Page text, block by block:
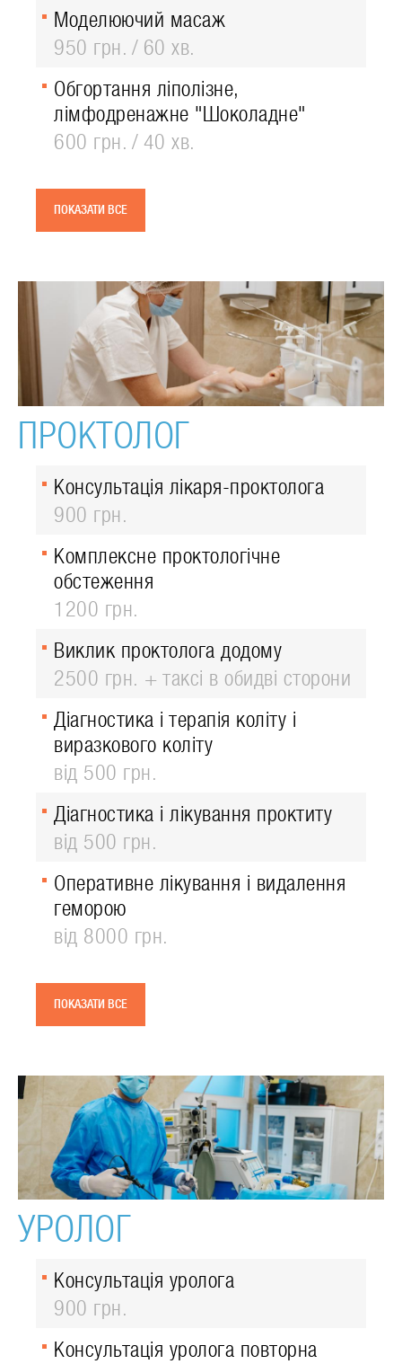
Моделюючий масаж
950 грн.
60 хв.
Обгортання ліполізне,
лімфодренажне "Шоколадне"
600 грн.
40 хв.
ПОКАЗАТИ ВСЕ
ПРОКТОЛОГ
Консультація лікаря-проктолога
900 грн.
Комплексне проктологічне
обстеження
1200 грн.
Виклик проктолога додому
2500 грн. + таксі в обидві сторони
Діагностика і терапія коліту і
виразкового коліту
від 500 грн.
Діагностика і лікування проктиту
від 500 грн.
Оперативне лікування і видалення
геморою
від 8000 грн.
ПОКАЗАТИ ВСЕ
УРОЛОГ
Консультація уролога
900 грн.
Консультація уролога повторна